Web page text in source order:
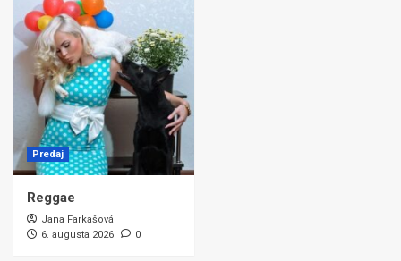
Predaj
Reggae
Jana Farkašová
6. augusta 2026
0